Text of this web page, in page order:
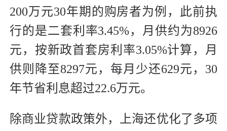
200万元30年期的购房者为例，此前执
行的是二套利率3.45%，月供约为8926
元，按新政首套房利率3.05%计算，月
供则降至8297元，每月少还629元，30
年节省利息超过22.6万元。
除商业贷款政策外，上海还优化了多项